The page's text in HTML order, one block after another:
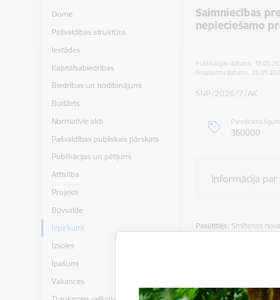
Saimniecības
nepieciešamo
Dome
Pašvaldības struktūra
Iestādes
Kapitālsabiedrības
Biedrības un nodibinājumi
Budžets
Normatīvie akti
Pašvaldības publiskais pārskats
Publikācijas un pētījumi
Attīstība
Projekti
Būvvalde
Iepirkumi
Izsoles
Īpašumi
Vakances
Publikācijas datums:
Grozījumu datums:
SNP/2026/7/AK
Paredzamā
360000
Informācija
Pasūtītājs Smiltenes
Piegādātājs /